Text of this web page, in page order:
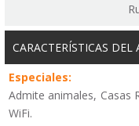
CARACTERÍSTICAS DEL
Especiales:
Admite animales, Casas
WiFi.